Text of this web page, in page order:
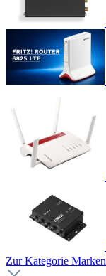
Zur Kategorie Marken